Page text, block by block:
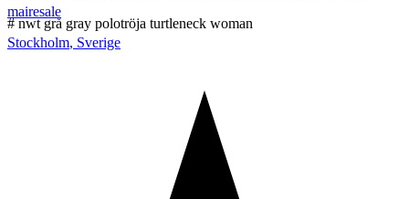
# nwt grå gray polotröja turtleneck woman
mairesale
Stockholm, Sverige